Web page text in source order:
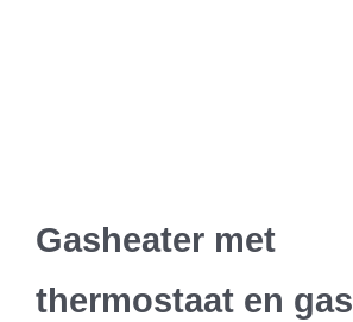
Gasheater met
thermostaat en gas